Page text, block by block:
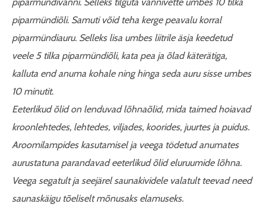
piparmündiõli. Samuti võid teha kerge peavalu korral
piparmündiauru. Selleks lisa umbes liitrile äsja keedetud
veele 5 tilka piparmündiõli, kata pea ja õlad käterätiga,
kalluta end anuma kohale ning hinga seda auru sisse umbes
10 minutit.
Eeterlikud õlid on lenduvad lõhnaõlid, mida taimed hoiavad
kroonlehtedes, lehtedes, viljades, koorides, juurtes ja puidus.
Aroomilampides kasutamisel ja veega tödetud anumates
aurustatuna parandavad eeterlikud õlid eluruumide lõhna.
Veega segatult ja seejärel saunakividele valatult teevad need
saunaskäigu tõeliselt mõnusaks elamuseks.